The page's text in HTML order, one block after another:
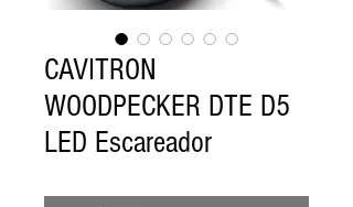
CAVITRON
WOODPECKER DTE D5
LED Escareador